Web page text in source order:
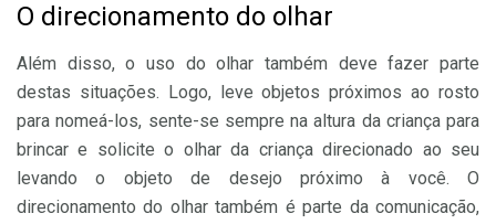
O direcionamento do olhar
Além disso, o uso do olhar também deve fazer parte
destas situações. Logo, leve objetos próximos ao rosto
para nomeá-los, sente-se sempre na altura da criança para
brincar e solicite o olhar da criança direcionado ao seu
levando o objeto de desejo próximo à você. O
direcionamento do olhar também é parte da comunicação,